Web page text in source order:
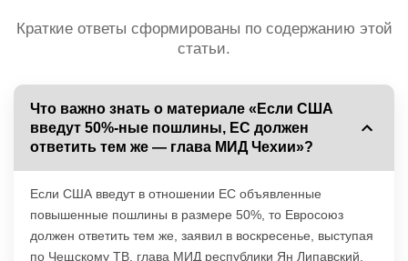
Краткие ответы сформированы по содержанию этой
статьи.
Что важно знать о материале «Если США
введут 50%-ные пошлины, ЕС должен
ответить тем же — глава МИД Чехии»?
Если США введут в отношении ЕС объявленные
повышенные пошлины в размере 50%, то Евросоюз
должен ответить тем же, заявил в воскресенье, выступая
по Чещскому ТВ, глава МИД республики Ян Липавский.